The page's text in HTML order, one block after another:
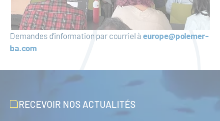
Demandes d’information par courriel à europe@polemer-
ba.com
RECEVOIR NOS ACTUALITÉS